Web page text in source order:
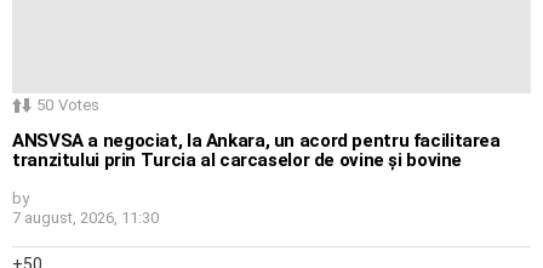
50 Votes
ANSVSA a negociat, la Ankara, un acord pentru facilitarea
tranzitului prin Turcia al carcaselor de ovine și bovine
by
7 august, 2026, 11:30